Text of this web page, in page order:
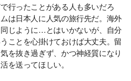
行ったことがある人も多いだろ
は日本人に人気の旅行先だ。海外
じように…とはいかないが、自分
ことを心掛けておけば大丈夫。留
を抜き過ぎず、かつ神経質になり
を送ってほしい。